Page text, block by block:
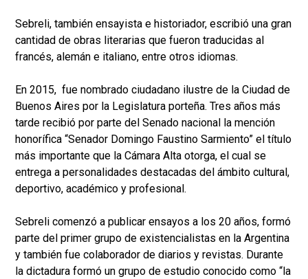
Sebreli, también ensayista e historiador, escribió una gran
cantidad de obras literarias que fueron traducidas al
francés, alemán e italiano, entre otros idiomas.
En 2015, fue nombrado ciudadano ilustre de la Ciudad de
Buenos Aires por la Legislatura porteña. Tres años más
tarde recibió por parte del Senado nacional la mención
honorífica “Senador Domingo Faustino Sarmiento” el título
más importante que la Cámara Alta otorga, el cual se
entrega a personalidades destacadas del ámbito cultural,
deportivo, académico y profesional.
Sebreli comenzó a publicar ensayos a los 20 años, formó
parte del primer grupo de existencialistas en la Argentina
y también fue colaborador de diarios y revistas. Durante
la dictadura formó un grupo de estudio conocido como “la